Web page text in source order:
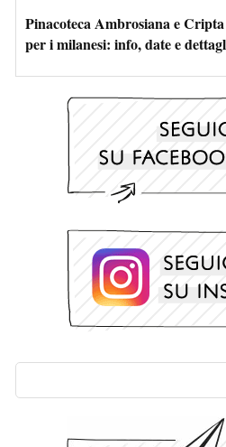
Pinacoteca Ambrosiana e
per i milanesi: info, date e